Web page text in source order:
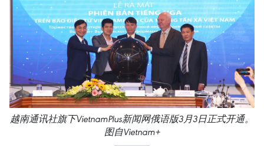
越南通讯社旗下VietnamPlus新闻网俄语版3月3日正式开通。
图自Vietnam+